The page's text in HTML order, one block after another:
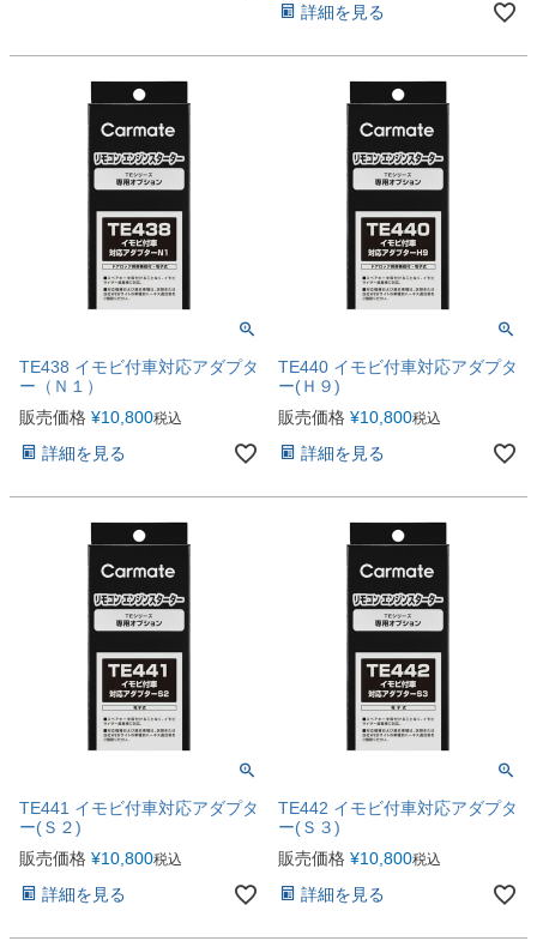
詳細を見る
TE438 イモビ付車対応アダプタ
ー（Ｎ１）
販売価格 ¥10,800税込
詳細を見る
TE440 イモビ付車対応アダプタ
ー(Ｈ９)
販売価格 ¥10,800税込
詳細を見る
TE441 イモビ付車対応アダプタ
ー(Ｓ２)
販売価格 ¥10,800税込
詳細を見る
TE442 イモビ付車対応アダプタ
ー(Ｓ３)
販売価格 ¥10,800税込
詳細を見る